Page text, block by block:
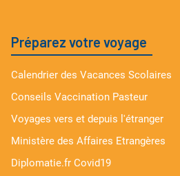
Préparez votre voyage
Calendrier des Vacances Scolaires
Conseils Vaccination Pasteur
Voyages vers et depuis l'étranger
Ministère des Affaires Etrangères
Diplomatie.fr Covid19